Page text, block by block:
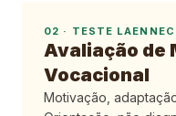
02 · TESTE LAENNEC
Avaliação de
Vocacional
Motivação,